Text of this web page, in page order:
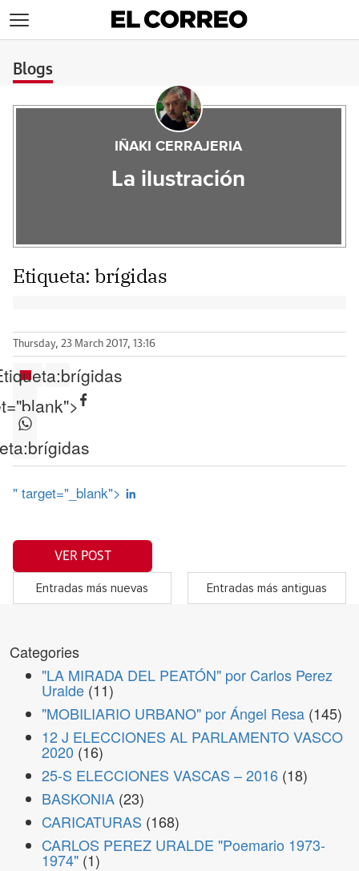
Blogs
IÑAKI CERRAJERIA
La ilustración
Etiqueta:brígidas
Thursday, 23 March 2017, 13:16
brígidas
brígidas
" target="_blank">
VER POST
Entradas más nuevas Entradas más antiguas
Categories
"LA MIRADA DEL PEATÓN" por Carlos Perez
Uralde (11)
"MOBILIARIO URBANO" por Ángel Resa (145)
12 J ELECCIONES AL PARLAMENTO VASCO
2020 (16)
25-S ELECCIONES VASCAS – 2016 (18)
BASKONIA (23)
CARICATURAS (168)
CARLOS PEREZ URALDE "Poemario 1973-
1974" (1)